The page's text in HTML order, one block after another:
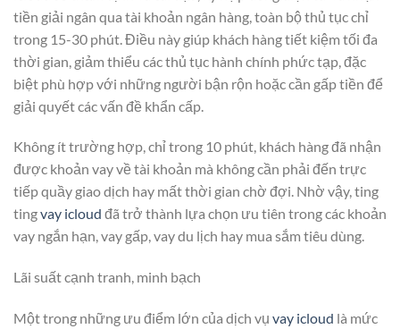
tiền giải ngân qua tài khoản ngân hàng, toàn bộ thủ tục chỉ
trong 15-30 phút. Điều này giúp khách hàng tiết kiệm tối đa
thời gian, giảm thiểu các thủ tục hành chính phức tạp, đặc
biệt phù hợp với những người bận rộn hoặc cần gấp tiền để
giải quyết các vấn đề khẩn cấp.
Không ít trường hợp, chỉ trong 10 phút, khách hàng đã nhận
được khoản vay về tài khoản mà không cần phải đến trực
tiếp quầy giao dịch hay mất thời gian chờ đợi. Nhờ vậy, ting
tingvay icloud đã trở thành lựa chọn ưu tiên trong các khoản
vay ngắn hạn, vay gấp, vay du lịch hay mua sắm tiêu dùng.
Lãi suất cạnh tranh, minh bạch
Một trong những ưu điểm lớn của dịch vụ vay icloud là mức